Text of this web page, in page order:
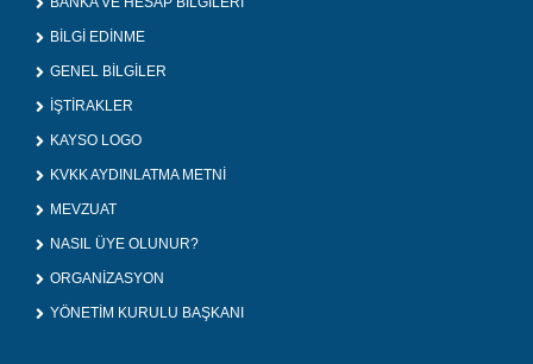
BİLGİ EDİNME
GENEL BİLGİLER
İŞTİRAKLER
KAYSO LOGO
KVKK AYDINLATMA METNİ
MEVZUAT
NASIL ÜYE OLUNUR?
ORGANİZASYON
YÖNETİM KURULU BAŞKANI